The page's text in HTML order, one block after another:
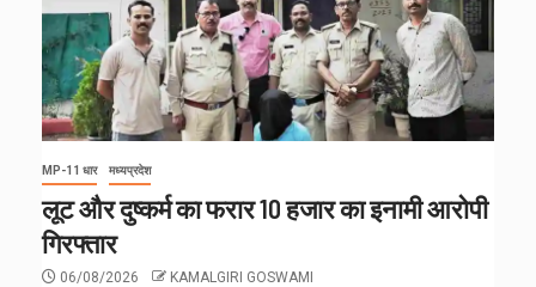
MP-11 धार मध्यप्रदेश
लूट और दुष्कर्म का फरार 10 हजार का इनामी आरोपी
गिरफ्तार
06/08/2026 KAMALGIRI GOSWAMI